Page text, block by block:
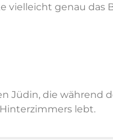
vielleicht genau das
Jüdin, die während
lebt.